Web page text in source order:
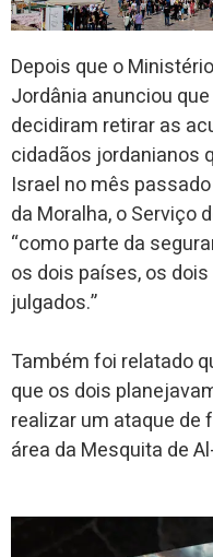
Depois que o
Jordânia anunciou
decidiram retirar as
cidadãos jordanianos
Israel no mês
da Moralha, o Serviço
“como parte da
os dois países, os
julgados.”
Também foi relatado
que os dois
realizar um ataque de
área da Mesquita de